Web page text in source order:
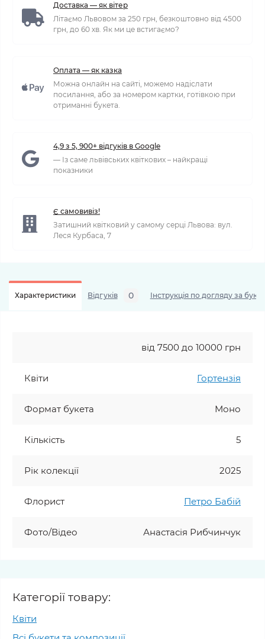
Доставка — як вітер
Літаємо Львовом за 250 грн, безкоштовно від 4500
грн, до 60 хв. Як ми це встигаємо?
Оплата — як казка
Можна онлайн на сайті, можемо надіслати
посилання, або за номером картки, готівкою при
отриманні букета.
4,9 з 5, 900+ відгуків в Google
— Із саме львівських квіткових – найкращі
показники
Є самовивіз!
Затишний квітковий у самому серці Львова: вул.
Леся Курбаса, 7
Характеристики Відгуків 0 Інструкція по догляду за
від 7500 до 10000 грн
Квіти Гортензія
Формат букета Моно
Кількість 5
Рік колекції 2025
Флорист Петро Бабій
Фото/Відео Анастасія Рибчинчук
Категорії товару:
Квіти